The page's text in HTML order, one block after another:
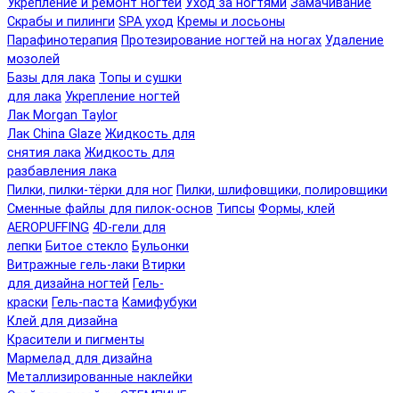
Укрепление и ремонт ногтей Уход за ногтями Замачивание
Скрабы и пилинги SPA уход Кремы и лосьоны
Парафинотерапия Протезирование ногтей на ногах Удаление
мозолей
Базы для лака Топы и сушки
для лака Укрепление ногтей
Лак Morgan Taylor
Лак China Glaze Жидкость для
снятия лака Жидкость для
разбавления лака
Пилки, пилки-тёрки для ног Пилки, шлифовщики, полировщики
Сменные файлы для пилок-основ Типсы Формы, клей
AEROPUFFING 4D-гели для
лепки Битое стекло Бульонки
Витражные гель-лаки Втирки
для дизайна ногтей Гель-
краски Гель-паста Камифубуки
Клей для дизайна
Красители и пигменты
Мармелад для дизайна
Металлизированные наклейки